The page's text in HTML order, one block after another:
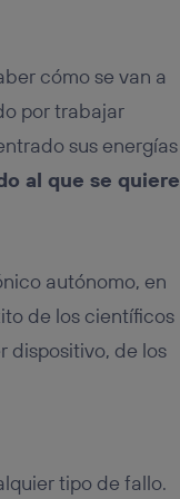
cómo se van a
por trabajar
sus energías
al que se quiere
autónomo, en
de los científicos
dispositivo, de los
tipo de fallo.